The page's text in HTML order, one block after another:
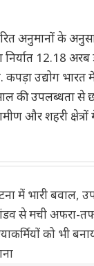
अनुमानों के
12.18 अरब
उद्योग भारत
की उपलब्धता से
और शहरी क्षेत्रों